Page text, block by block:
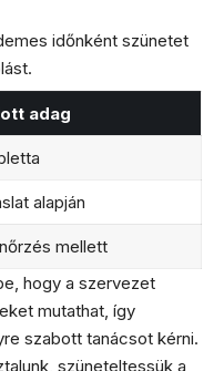
időnként szünetet
adag
alapján
mellett
hogy a szervezet
mutathat, így
szabott tanácsot kérni.
szüneteltessük a